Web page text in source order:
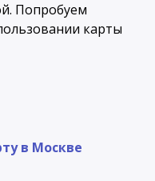
Попробуем
карты
в Москве